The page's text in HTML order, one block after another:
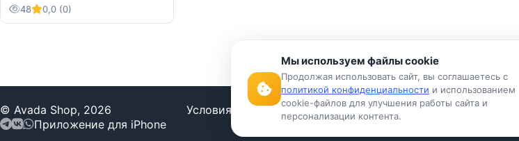
48 0,0 (0)
Приложение для iPhone
© Avada Shop, 2026 Условия использованияКонфиденциальностьОфертаПравила
Мы используем файлы cookie
Продолжая использовать сайт, вы соглашаетесь с
политикой конфиденциальности и использованием
cookie-файлов для улучшения работы сайта и
персонализации контента.